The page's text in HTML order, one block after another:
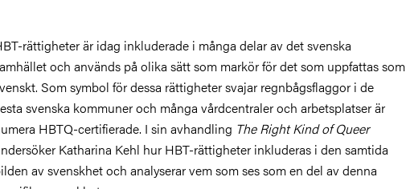
rättigheter är idag inkluderade i många delar av det svenska
och används på olika sätt som markör för det som uppfattas som
Som symbol för dessa rättigheter svajar regnbågsflaggor i de
svenska kommuner och många vårdcentraler och arbetsplatser är
HBTQ-certifierade. I sin avhandling The Right Kind of Queer
Katharina Kehl hur HBT-rättigheter inkluderas i den samtida
av svenskhet och analyserar vem som ses som en del av denna